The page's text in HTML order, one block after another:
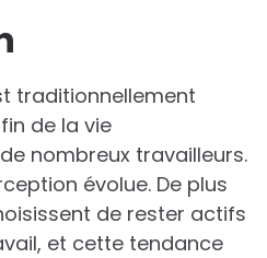
traditionnellement
de la vie
nombreux travailleurs.
évolue. De plus
de rester actifs
et cette tendance